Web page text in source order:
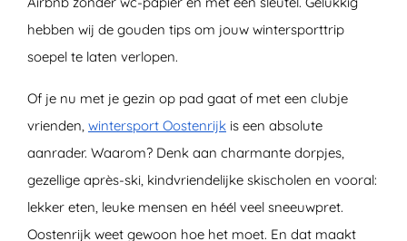
hebben wij de gouden tips om jouw wintersporttrip
soepel te laten verlopen.
Of je nu met je gezin op pad gaat of met een clubje
vrienden, wintersport Oostenrijk is een absolute
aanrader. Waarom? Denk aan charmante dorpjes,
gezellige après-ski, kindvriendelijke skischolen en vooral:
lekker eten, leuke mensen en héél veel sneeuwpret.
Oostenrijk weet gewoon hoe het moet. En dat maakt